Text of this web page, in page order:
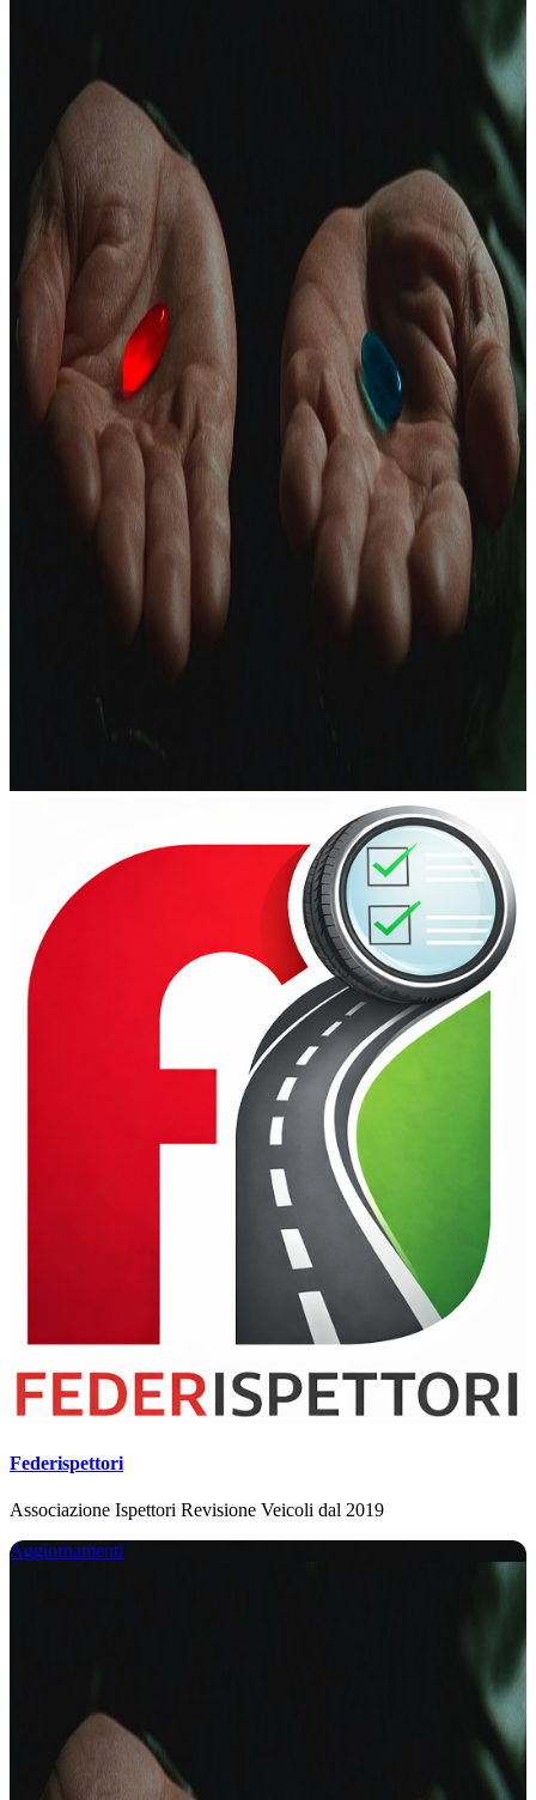
Federispettori
Associazione Ispettori Revisione Veicoli dal 2019
Aggiornamenti